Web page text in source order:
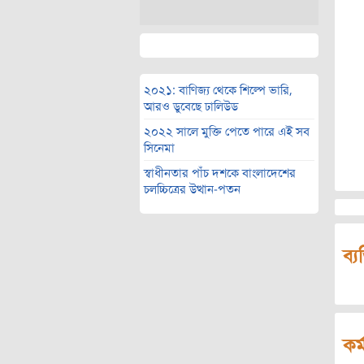
২০২১: বাণিজ্য থেকে শিল্পে ভারি,
আরও ডুবেছে ঢালিউড
২০২২ সালে মুক্তি পেতে পারে এই সব
সিনেমা
স্বাধীনতার পাঁচ দশকে বাংলাদেশের
চলচ্চিত্রের উত্থান-পতন